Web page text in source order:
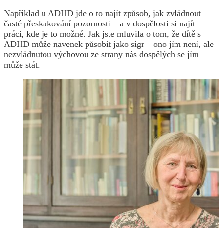
Například u ADHD jde o to najít způsob, jak zvládnout
časté přeskakování pozornosti – a v dospělosti si najít
práci, kde je to možné. Jak jste mluvila o tom, že dítě s
ADHD může navenek působit jako sígr – ono jím není, ale
nezvládnutou výchovou ze strany nás dospělých se jím
může stát.